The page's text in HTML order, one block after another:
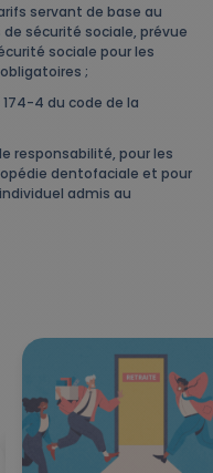
servant de base au
sécurité sociale, prévue
sociale pour les
;
174-4 du code de la
responsabilité, pour les
dentofaciale et pour
admis au